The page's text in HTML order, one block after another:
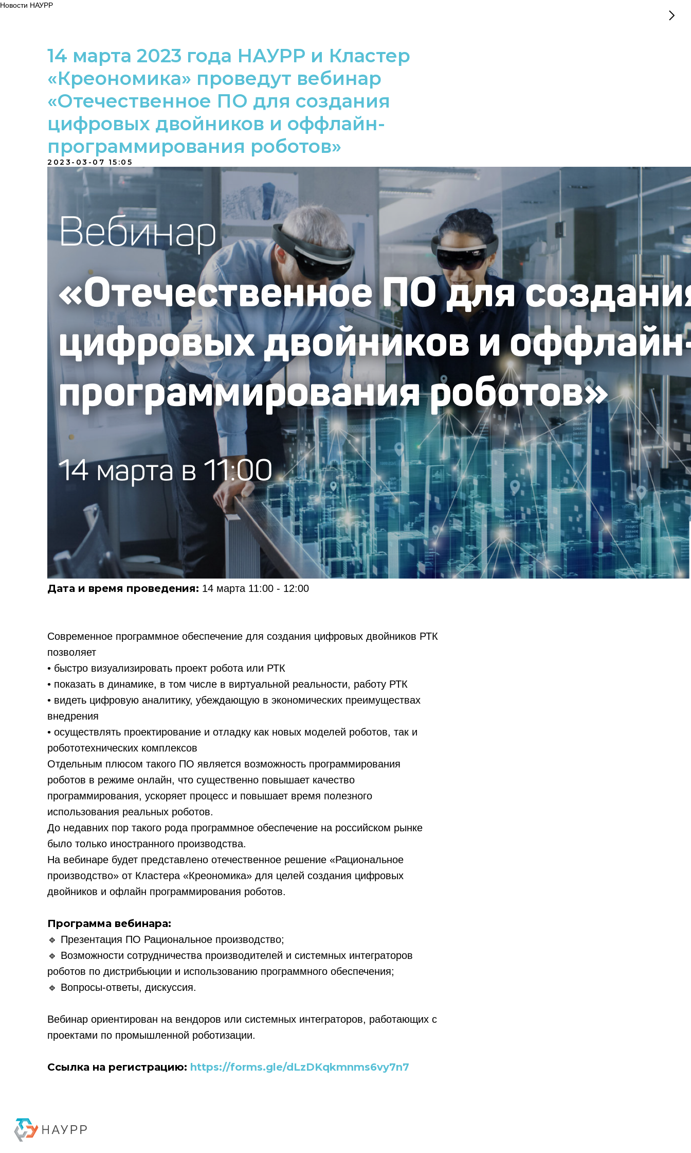
Новости НАУРР
14 марта 2023 года НАУРР и Кластер
«Креономика» проведут вебинар
«Отечественное ПО для создания
цифровых двойников и оффлайн-
программирования роботов»
2023-03-07 15:05
Дата и время проведения: 14 марта 11:00 - 12:00
Современное программное обеспечение для создания цифровых двойников РТК
позволяет
• быстро визуализировать проект робота или РТК
• показать в динамике, в том числе в виртуальной реальности, работу РТК
• видеть цифровую аналитику, убеждающую в экономических преимуществах
внедрения
• осуществлять проектирование и отладку как новых моделей роботов, так и
робототехнических комплексов
Отдельным плюсом такого ПО является возможность программирования
роботов в режиме онлайн, что существенно повышает качество
программирования, ускоряет процесс и повышает время полезного
использования реальных роботов.
До недавних пор такого рода программное обеспечение на российском рынке
было только иностранного производства.
На вебинаре будет представлено отечественное решение «Рациональное
производство» от Кластера «Креономика» для целей создания цифровых
двойников и офлайн программирования роботов.
Программа вебинара:
🔹 Презентация ПО Рациональное производство;
🔹 Возможности сотрудничества производителей и системных интеграторов
роботов по дистрибьюции и использованию программного обеспечения;
🔹 Вопросы-ответы, дискуссия.
Вебинар ориентирован на вендоров или системных интеграторов, работающих с
проектами по промышленной роботизации.
Ссылка на регистрацию: https://forms.gle/dLzDKqkmnms6vy7n7
Политика конфиденциальности